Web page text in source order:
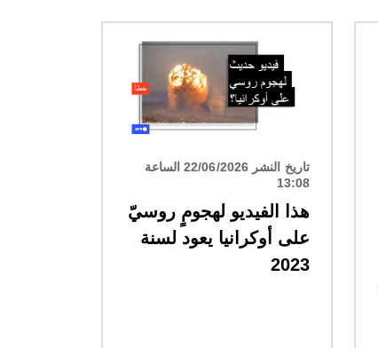
تاريخ النشر 22/06/2026 الساعة
13:08
هذا الفيديو لهجومٍ روسيّ
على أوكرانيا يعود لسنة
2023